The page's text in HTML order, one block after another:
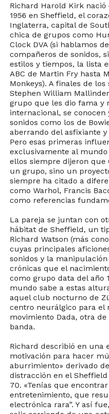
Richard Harold Kirk nació
1956 en Sheffield, el
Inglaterra, capital de
chica de grupos como
Clock DVA (si hablamos
compañeros de sonidos,
estilos y tiempos, la lista
ABC de Martin Fry hasta
Monkeys). A finales de
Stephen William
grupo que les dio fama y
internacional, se
sonidos como los de
aberrando del asfixiante
Pero esas primeras
exclusivamente al
ellos siempre dijeron que
un grupo, sino un
siempre ha citado a
como Warhol, Francis
como referencias
La pareja se juntan con
hábitat de Sheffield, un
Richard Watson (más
cuyas principales
sonidos y la
crónicas que el
como grupo data del año
mundo sabe a estas
aquel club nocturno de
centro neurálgico para el
movimiento Dada, otra
banda.
Richard describió en una
motivación para hacer
aburrimiento» derivado
distracción en el
70. «Tenías que
entretenimiento, que
electrónica rara”. Y así